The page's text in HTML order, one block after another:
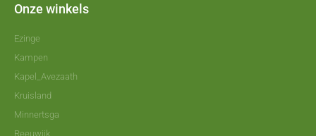
Onze winkels
Ezinge
Kampen
Kapel_Avezaath
Kruisland
Minnertsga
Reeuwijk